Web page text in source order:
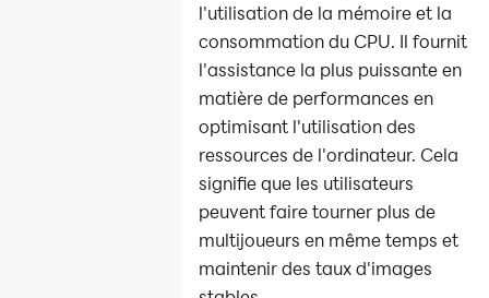
l'utilisation de la mémoire et la
consommation du CPU. Il fournit
l'assistance la plus puissante en
matière de performances en
optimisant l'utilisation des
ressources de l'ordinateur. Cela
signifie que les utilisateurs
peuvent faire tourner plus de
multijoueurs en même temps et
maintenir des taux d'images